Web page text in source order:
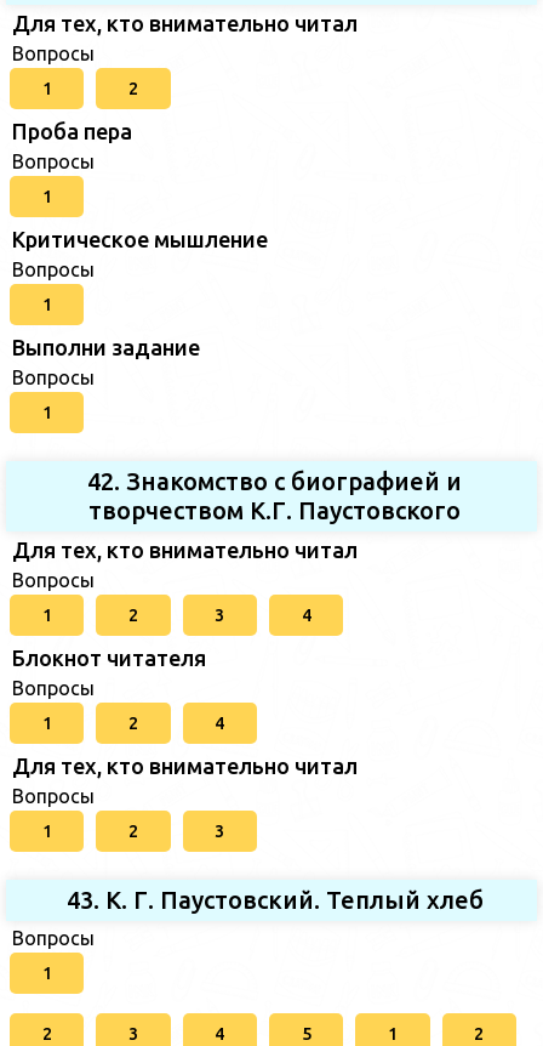
Для тех, кто внимательно читал
Вопросы
1 2
Проба пера
Вопросы
1
Критическое мышление
Вопросы
1
Выполни задание
Вопросы
1
42. Знакомство с биографией и
творчеством К.Г. Паустовского
Для тех, кто внимательно читал
Вопросы
1 2 3 4
Блокнот читателя
Вопросы
1 2 4
Для тех, кто внимательно читал
Вопросы
1 2 3
43. К. Г. Паустовский. Теплый хлеб
Вопросы
1
2 3 4 5 1 2